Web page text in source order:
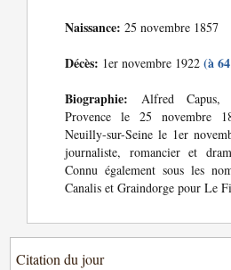
Naissance: 25 novembre 1857
Décès: 1er novembre 1922(à
Biographie: Alfred
Provence le 25 novembre
Neuilly-sur-Seine le 1er
journaliste, romancier et
Connu également sous les
Canalis et Graindorge pour Le
Citation du jour